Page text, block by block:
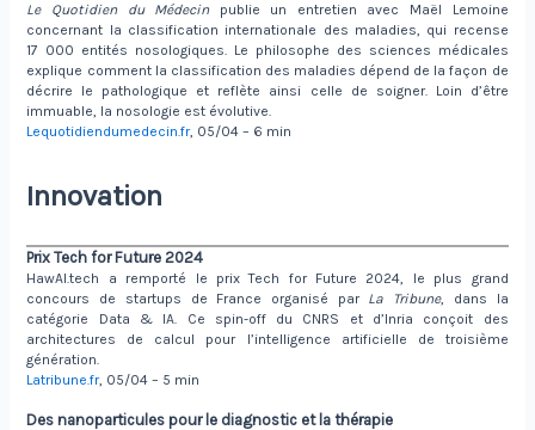
Le Quotidien du Médecinpublie un entretien avec Maël Lemoine
concernant la classification internationale des maladies, qui recense
17 000 entités nosologiques. Le philosophe des sciences médicales
explique comment la classification des maladies dépend de la façon de
décrire le pathologique et reflète ainsi celle de soigner. Loin d’être
immuable, la nosologie est évolutive.
Lequotidiendumedecin.fr, 05/04 – 6 min
Innovation
Prix Tech for Future 2024
HawAI.tech a remporté le prix Tech for Future 2024, le plus grand
concours de startups de France organisé par La Tribune, dans la
catégorie Data & IA. Ce spin-off du CNRS et d’Inria conçoit des
architectures de calcul pour l’intelligence artificielle de troisième
génération.
Latribune.fr, 05/04 – 5 min
Des nanoparticules pour le diagnostic et la thérapie